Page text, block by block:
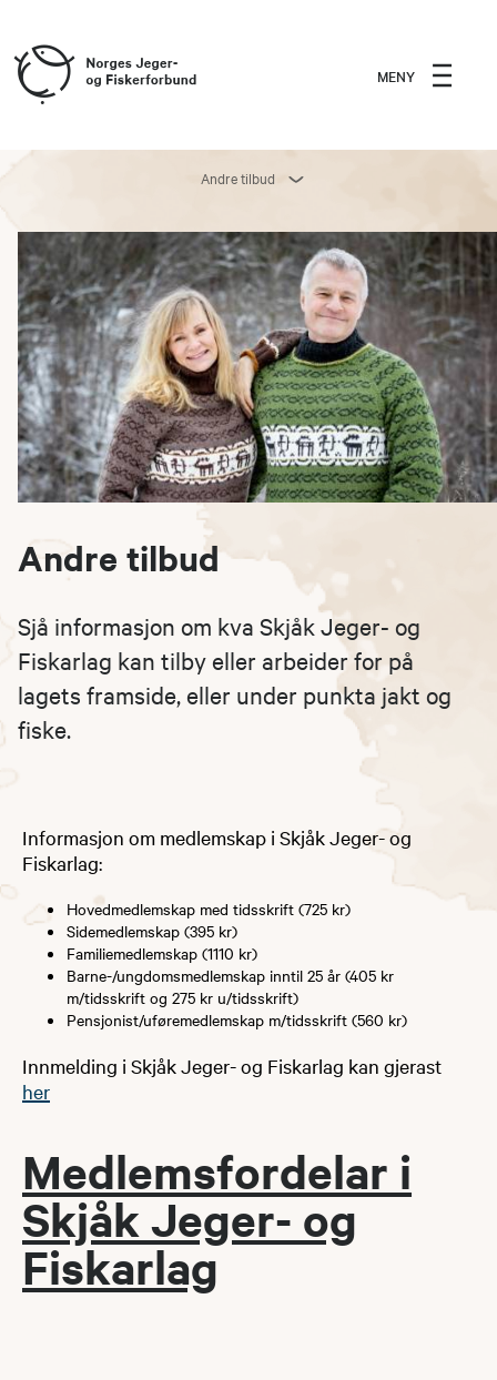
MENY
Andre tilbud
Andre tilbud
Sjå informasjon om kva Skjåk Jeger- og
Fiskarlag kan tilby eller arbeider for på
lagets framside, eller under punkta jakt og
fiske.
Informasjon om medlemskap i Skjåk Jeger- og
Fiskarlag:
Hovedmedlemskap med tidsskrift (725 kr)
Sidemedlemskap (395 kr)
Familiemedlemskap (1110 kr)
Barne-/ungdomsmedlemskap inntil 25 år (405 kr
m/tidsskrift og 275 kr u/tidsskrift)
Pensjonist/uføremedlemskap m/tidsskrift (560 kr)
Innmelding i Skjåk Jeger- og Fiskarlag kan gjerast
her
​Medlemsfordelar i
Skjåk Jeger- og
Fiskarlag